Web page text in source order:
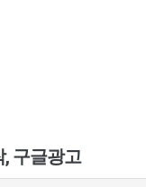
구글광고